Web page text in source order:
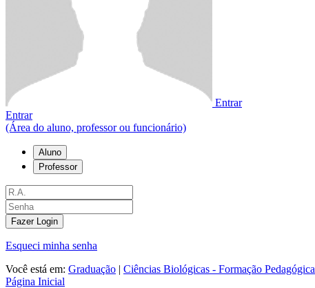
Entrar
Entrar
(Área do aluno, professor ou funcionário)
Aluno
Professor
Fazer Login
Esqueci minha senha
Você está em: Graduação | Ciências Biológicas - Formação Pedagógica
Página Inicial